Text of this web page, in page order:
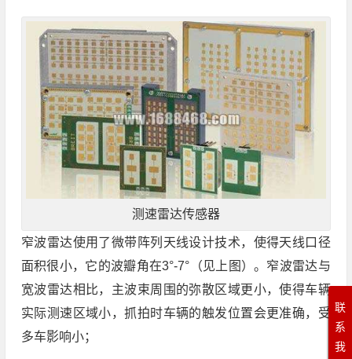
测速雷达传感器
窄波雷达使用了微带阵列天线设计技术，使得天线口径
面积很小，它的波瓣角在3°-7°（见上图）。窄波雷达与
宽波雷达相比，主波束周围的弥散区域更小，使得车辆
实际测速区域小，抓拍时车辆的触发位置会更准确，受
多车影响小；
联
系
我